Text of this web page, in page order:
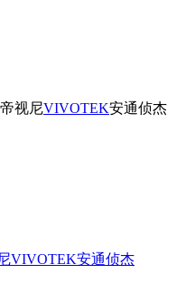
帝视尼VIVOTEK安通侦杰
VIVOTEK安通侦杰